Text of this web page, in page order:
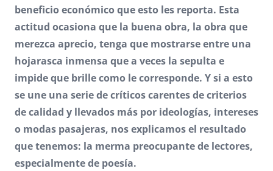
beneficio económico que esto les reporta. Esta
actitud ocasiona que la buena obra, la obra que
merezca aprecio, tenga que mostrarse entre una
hojarasca inmensa que a veces la sepulta e
impide que brille como le corresponde. Y si a esto
se une una serie de críticos carentes de criterios
de calidad y llevados más por ideologías, intereses
o modas pasajeras, nos explicamos el resultado
que tenemos: la merma preocupante de lectores,
especialmente de poesía.